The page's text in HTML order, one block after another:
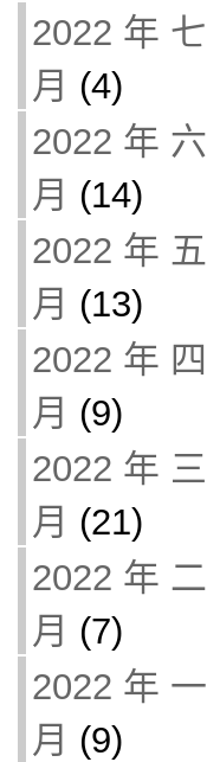
2022 年 七
月 (4)
2022 年 六
月 (14)
2022 年 五
月 (13)
2022 年 四
月 (9)
2022 年 三
月 (21)
2022 年 二
月 (7)
2022 年 一
月 (9)